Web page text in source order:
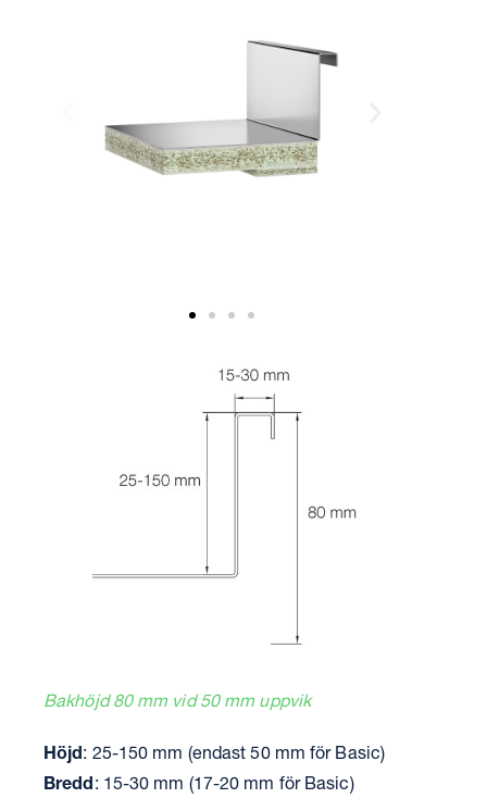
Bakhöjd 80 mm vid 50 mm uppvik
Höjd: 25-150 mm (endast 50 mm för Basic)
Bredd: 15-30 mm (17-20 mm för Basic)